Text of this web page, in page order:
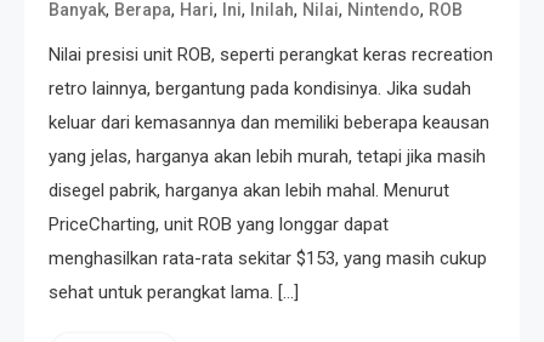
Banyak, Berapa, Hari, Ini, Inilah, Nilai, Nintendo, ROB
Nilai presisi unit ROB, seperti perangkat keras recreation
retro lainnya, bergantung pada kondisinya. Jika sudah
keluar dari kemasannya dan memiliki beberapa keausan
yang jelas, harganya akan lebih murah, tetapi jika masih
disegel pabrik, harganya akan lebih mahal. Menurut
PriceCharting, unit ROB yang longgar dapat
menghasilkan rata-rata sekitar $153, yang masih cukup
sehat untuk perangkat lama. […]